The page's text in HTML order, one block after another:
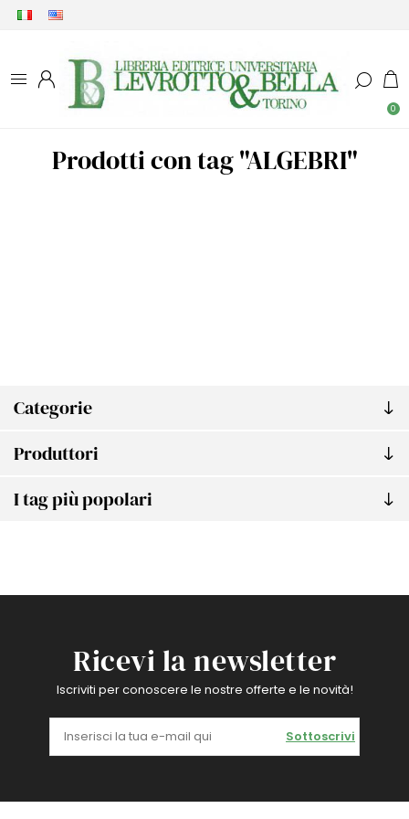
0
Categorie
Produttori
I tag più popolari
Prodotti con tag "ALGEBRI"
Ricevi la newsletter
Iscriviti per conoscere le nostre offerte e le novità!
Sottoscrivi